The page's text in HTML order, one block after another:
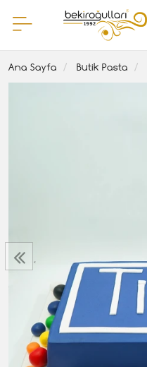
Ana Sayfa Butik Pasta
‹